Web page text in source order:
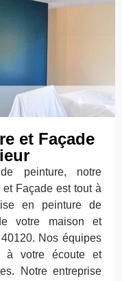
et Façade
peinture, notre
Façade est tout à
en peinture de
votre maison et
Nos équipes
à votre écoute et
Notre entreprise